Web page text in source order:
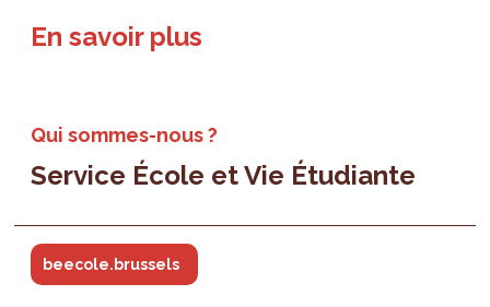
En savoir plus
Qui sommes-nous ?
Service École et Vie Étudiante
beecole.brussels